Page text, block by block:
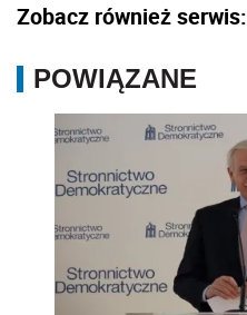
Zobacz również serwis:
POWIĄZANE